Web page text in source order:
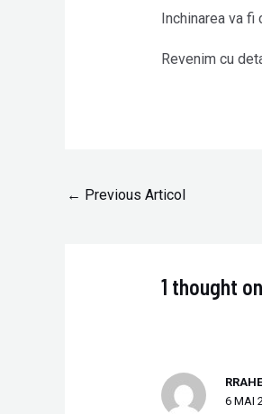
Inchinarea va
Revenim cu
← Previous Articol
1 thought
6 MAI